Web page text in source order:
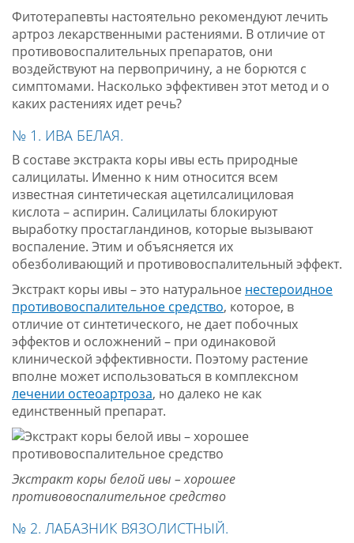
Фитотерапевты настоятельно рекомендуют лечить
артроз лекарственными растениями. В отличие от
противовоспалительных препаратов, они
воздействуют на первопричину, а не борются с
симптомами. Насколько эффективен этот метод и о
каких растениях идет речь?
№ 1. ИВА БЕЛАЯ.
В составе экстракта коры ивы есть природные
салицилаты. Именно к ним относится всем
известная синтетическая ацетилсалициловая
кислота – аспирин. Салицилаты блокируют
выработку простагландинов, которые вызывают
воспаление. Этим и объясняется их
обезболивающий и противовоспалительный эффект.
Экстракт коры ивы – это натуральное нестероидное
противовоспалительное средство, которое, в
отличие от синтетического, не дает побочных
эффектов и осложнений – при одинаковой
клинической эффективности. Поэтому растение
вполне может использоваться в комплексном
лечении остеоартроза, но далеко не как
единственный препарат.
Экстракт коры белой ивы – хорошее
противовоспалительное средство
№ 2. ЛАБАЗНИК ВЯЗОЛИСТНЫЙ.